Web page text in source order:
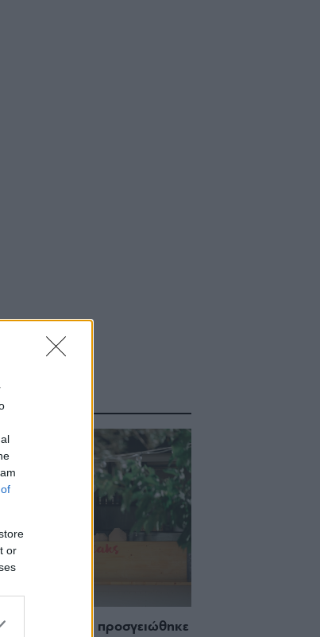
or
ΑΚΟΜΑ
cool καντίνα προσγειώθηκε